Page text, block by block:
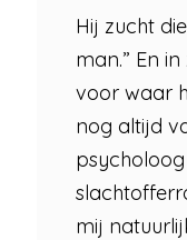
Hij zucht
man.” En
voor waar
nog altijd
mij